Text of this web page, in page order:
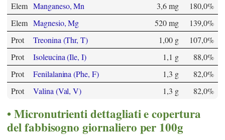
Elem Manganeso, Mn 3,6 mg
180,0%
Elem Magnesio, Mg 520 mg
139,0%
Prot
Treonina (Thr, T) 1,00 g
107,0%
Prot
Isoleucina (Ile, I) 1,1 g
88,0%
Prot
Fenilalanina (Phe, F) 1,3 g
82,0%
Prot
Valina (Val, V) 1,3 g 82,0%
Micronutrienti dettagliati e copertura
del fabbisogno giornaliero per 100g